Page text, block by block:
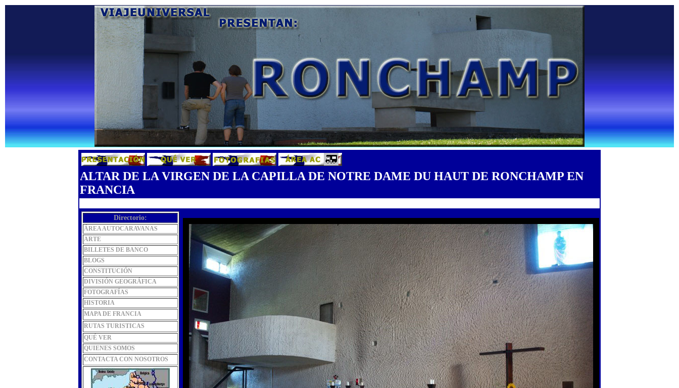
ALTAR DE LA VIRGEN DE LA CAPILLA DE NOTRE DAME DU HAUT DE RONCHAMP EN
FRANCIA
Directorio:
ÁREA AUTOCARAVANAS
ARTE
BILLETES DE BANCO
BLOGS
CONSTITUCIÓN
DIVISIÓN GEOGRÁFICA
FOTOGRAFÍAS
HISTORIA
MAPA DE FRANCIA
RUTAS TURISTICAS
QUÉ VER
QUIENES SOMOS
CONTACTA CON NOSOTROS